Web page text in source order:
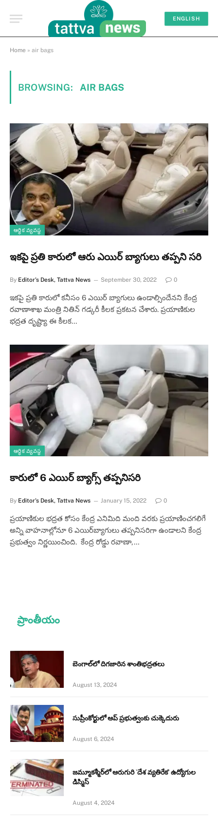
ENGLISH
Home » air bags
BROWSING: AIR BAGS
ఆర్థిక వ్యవస్థ
ఇక‌పై ప్ర‌తి కారులో ఆరు ఎయిర్ బ్యాగులు త‌ప్ప‌ని స‌రి
By Editor's Desk, Tattva News September 30, 2022 0
ఇక‌పై ప్ర‌తి కారులో క‌నీసం 6 ఎయిర్ బ్యాగులు ఉండాల్సిందేన‌ని కేంద్ర
ర‌వాణాశాఖ మంత్రి నితిన్ గ‌డ్క‌రీ కీల‌క ప్ర‌క‌ట‌న చేశారు. ప్ర‌యాణికుల
భ‌ద్ర‌త దృష్ట్యా ఈ కీల‌క…
ఆర్థిక వ్యవస్థ
కారులో 6 ఎయిర్ బ్యాగ్స్ తప్పనిసరి
By Editor's Desk, Tattva News January 15, 2022 0
ప్రయాణికుల భద్రత కోసం కేంద్ర ఎనిమిది మంది వరకు ప్రయాణించగలిగే
అన్ని వాహనాల్లోనూ 6 ఎయిర్‌బ్యాగులు తప్పనిసరిగా ఉండాలని కేంద్ర
ప్రభుత్వం నిర్ణయించింది. కేంద్ర రోడ్డు రవాణా,…
ప్రాంతీయం
బెంగాల్‌లో దిగజారిన శాంతిభద్రతలు
August 13, 2024
సుప్రీంకోర్టులో ఆప్ ప్రభుత్వంకు చుక్కెదురు
August 6, 2024
జమ్మూకశ్మీర్‌లో ఆరుగురి `దేశ వ్యతిరేక’ ఉద్యోగుల
డిస్మిస్‌
August 4, 2024